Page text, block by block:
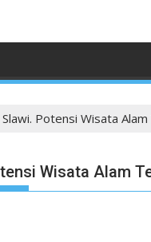
Potensi Wisata
Wisata Alam